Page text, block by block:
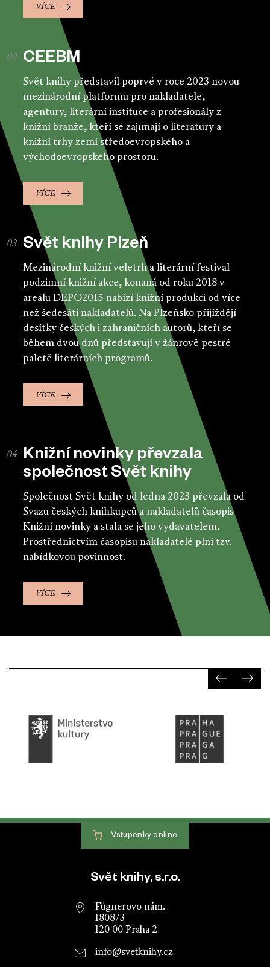
VÍCE
CEEBM
Svět knihy představil poprvé v roce 2023 novou
mezinárodní platformu pro nakladatele,
agentury, literární instituce a profesionály z
knižní branže, kteří se zajímají o literatury a
knižní trhy zemí středoevropského a
východoevropského prostoru.
VÍCE
Svět knihy Plzeň
Mezinárodní knižní veletrh a literární festival -
podzimní knižní akce, konaná od roku 2018 v
areálu DEPO2015 nabízí knižní produkci od více
než šedesáti nakladatelů. Na Plzeňsko přijíždějí
desítky českých i zahraničních autorů, kteří se
během dvou dnů představují v žánrově pestré
paletě literárních programů.
VÍCE
Knižní novinky převzala
společnost Svět knihy
Společnost Svět knihy od ledna 2023 převzala od
Svazu českých knihkupců a nakladatelů časopis
Knižní novinky a stala se jeho vydavatelem.
Prostřednictvím časopisu nakladatelé plní tzv.
nabídkovou povinnost.
VÍCE
Patička webu
Vstupenky online
Svět knihy, s.r.o.
Fügnerovo nám.
1808/3
120 00 Praha 2
info@svetknihy.cz